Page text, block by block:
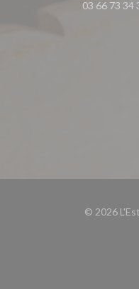
03 66 73 34
© 2026